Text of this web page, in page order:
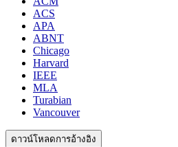
ACS
APA
ABNT
Chicago
Harvard
IEEE
MLA
Turabian
Vancouver
ดาวน์โหลดการอ้างอิง